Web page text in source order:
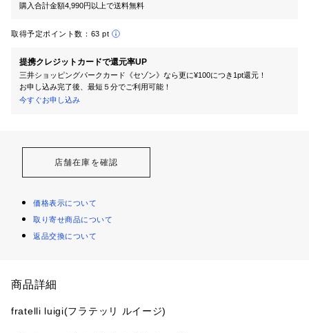
購入合計金額4,990円以上で送料無料
取得予定ポイント数： 63 pt
提携クレジットカードで還元率UP
三井ショッピングパークカード《セゾン》なら更に¥100につき1pt還元！
お申し込み完了後、最短５分でご利用可能！
今すぐお申し込み
店舗在庫を確認
価格表示について
取り寄せ商品について
返品交換について
商品詳細
fratelli luigi(フラテッリ ルイージ)